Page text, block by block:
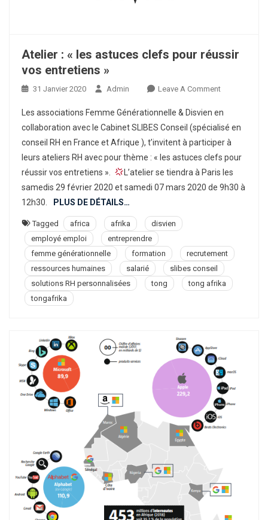
Réduisant
La
La
Pauvreté
Et
L’inégalité.
Atelier : « les astuces clefs pour réussir
vos entretiens »
31 Janvier 2020 Admin Leave A CommentOn
:
«
Les
Astuces
Clefs
Pour
Les associations Femme Générationnelle & Disvien en
collaboration avec le Cabinet SLIBES Conseil (spécialisé en
conseil RH en France et Afrique ), t’invitent à participer à
leurs ateliers RH avec pour thème : « les astuces clefs pour
réussir vos entretiens ».
L’atelier se tiendra à Paris les
samedis 29 février 2020 et samedi 07 mars 2020 de 9h30 à
12h30.
PLUS DE DÉTAILS…
Tagged africa afrika
disvien
employé emploi
entreprendre
femme générationnelle
formation
recrutement
ressources humaines
salarié
slibes conseil
solutions RH personnalisées
tong
tong afrika
tongafrika